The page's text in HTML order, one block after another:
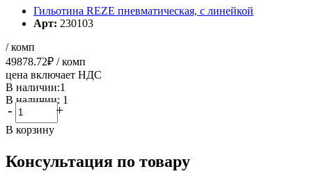
Гильотина REZE пневматическая, с линейкой
Арт: 230103
/ комп
49878.72₽ / комп
цена включает НДС
В наличии:1
В наличии: 1
- +
В корзину
Консультация по товару